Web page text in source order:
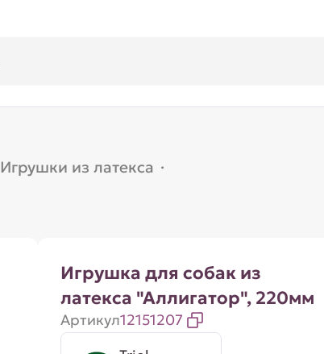
Игрушки из латекса ·
Игрушка для собак из
латекса "Аллигатор", 220мм
Артикул12151207